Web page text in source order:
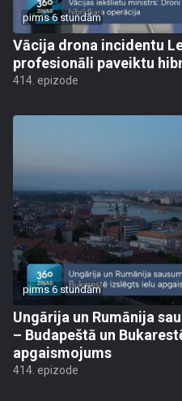
pirms 6 stundām
Vācija drona incidentu
profesionāli paveiktu
414. epizode
pirms 6 stundām
Ungārija un Rumānija
– Budapeštā un
apgaismojums
414. epizode